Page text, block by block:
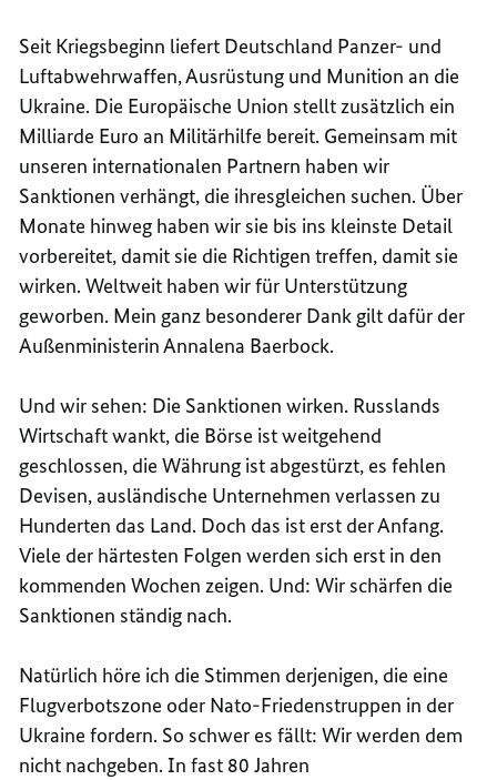
Seit Kriegsbeginn liefert Deutschland Panzer- und
Luftabwehrwaffen, Ausrüstung und Munition an die
Ukraine. Die Europäische Union stellt zusätzlich ein
Milliarde Euro an Militärhilfe bereit. Gemeinsam mit
unseren internationalen Partnern haben wir
Sanktionen verhängt, die ihresgleichen suchen. Über
Monate hinweg haben wir sie bis ins kleinste Detail
vorbereitet, damit sie die Richtigen treffen, damit sie
wirken. Weltweit haben wir für Unterstützung
geworben. Mein ganz besonderer Dank gilt dafür der
Außenministerin Annalena Baerbock.
Und wir sehen: Die Sanktionen wirken. Russlands
Wirtschaft wankt, die Börse ist weitgehend
geschlossen, die Währung ist abgestürzt, es fehlen
Devisen, ausländische Unternehmen verlassen zu
Hunderten das Land. Doch das ist erst der Anfang.
Viele der härtesten Folgen werden sich erst in den
kommenden Wochen zeigen. Und: Wir schärfen die
Sanktionen ständig nach.
Natürlich höre ich die Stimmen derjenigen, die eine
Flugverbotszone oder Nato-Friedenstruppen in der
Ukraine fordern. So schwer es fällt: Wir werden dem
nicht nachgeben. In fast 80 Jahren